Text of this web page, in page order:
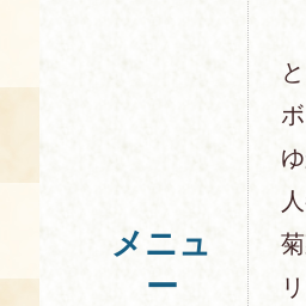
メニュ
ー